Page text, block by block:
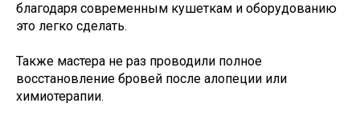
благодаря современным кушеткам и оборудованию
это легко сделать.
Также мастера не раз проводили полное
восстановление бровей после алопеции или
химиотерапии.